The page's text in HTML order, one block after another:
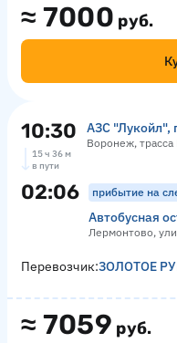
≈ 7000 руб.
10:30 АЗС "Лукойл",
Воронеж,
15 ч 36 м
в пути
02:06 прибытие на
Автобусная
Лермонтово,
≈ 7059 руб.
Перевозчик:ЗОЛОТОЕ